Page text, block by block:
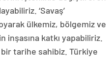
‘Savaş’
ülkemiz, bölgemiz ve
katkı yapabiliriz.
tarihe sahibiz. Türkiye